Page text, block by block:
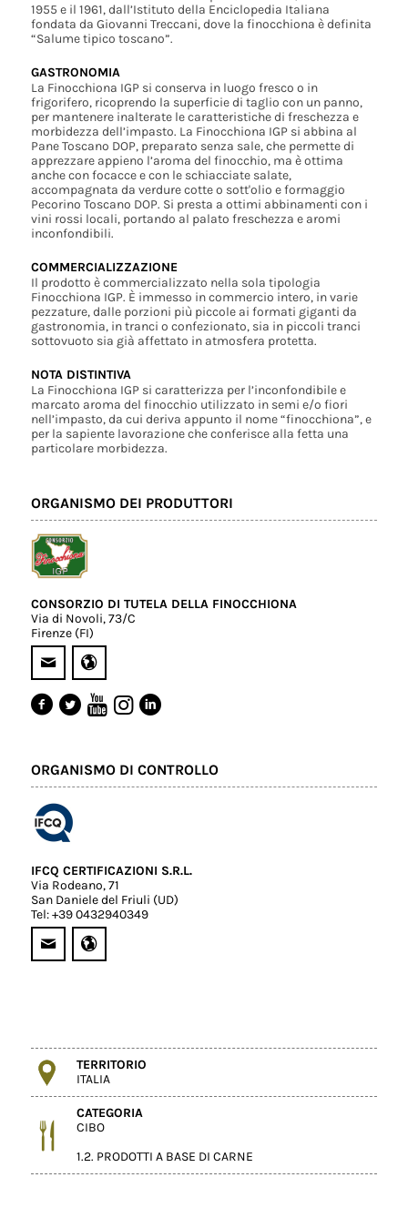
1955 e il 1961, dall’Istituto della Enciclopedia Italiana
fondata da Giovanni Treccani, dove la finocchiona è definita
“Salume tipico toscano”.
GASTRONOMIA
La Finocchiona IGP si conserva in luogo fresco o in
frigorifero, ricoprendo la superficie di taglio con un panno,
per mantenere inalterate le caratteristiche di freschezza e
morbidezza dell’impasto. La Finocchiona IGP si abbina al
Pane Toscano DOP, preparato senza sale, che permette di
apprezzare appieno l’aroma del finocchio, ma è ottima
anche con focacce e con le schiacciate salate,
accompagnata da verdure cotte o sott'olio e formaggio
Pecorino Toscano DOP. Si presta a ottimi abbinamenti con i
vini rossi locali, portando al palato freschezza e aromi
inconfondibili.
COMMERCIALIZZAZIONE
Il prodotto è commercializzato nella sola tipologia
Finocchiona IGP. È immesso in commercio intero, in varie
pezzature, dalle porzioni più piccole ai formati giganti da
gastronomia, in tranci o confezionato, sia in piccoli tranci
sottovuoto sia già affettato in atmosfera protetta.
NOTA DISTINTIVA
La Finocchiona IGP si caratterizza per l’inconfondibile e
marcato aroma del finocchio utilizzato in semi e/o fiori
nell’impasto, da cui deriva appunto il nome “finocchiona”, e
per la sapiente lavorazione che conferisce alla fetta una
particolare morbidezza.
ORGANISMO DEI PRODUTTORI
CONSORZIO DI TUTELA DELLA FINOCCHIONA
Via di Novoli, 73/C
Firenze (FI)
ORGANISMO DI CONTROLLO
IFCQ CERTIFICAZIONI S.R.L.
Via Rodeano, 71
San Daniele del Friuli (UD)
Tel: +39 0432940349
TERRITORIO
ITALIA
CATEGORIA
CIBO
1.2. PRODOTTI A BASE DI CARNE